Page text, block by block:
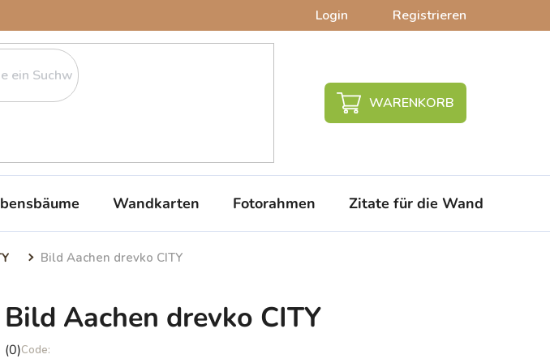
Login Registrieren
WARENKORB
Wandkarten Fotorahmen Zitate für die Wand
Bild Aachen drevko CITY
Bild Aachen drevko CITY
Die
(0)